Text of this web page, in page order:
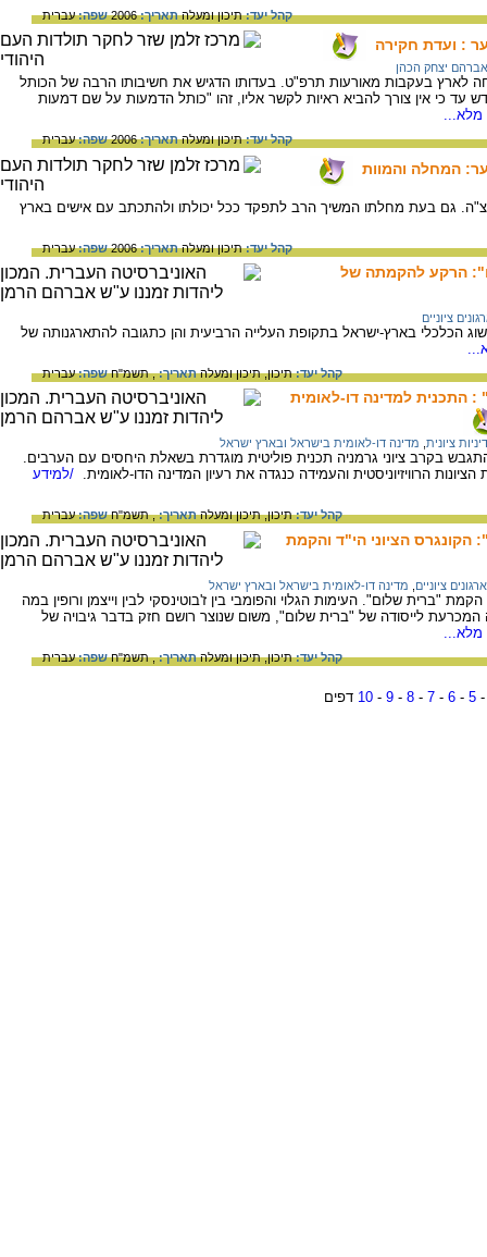
קהל יעד:תיכון ומעלהתאריך:2006 שפה:עברית
: ועדת חקירה
יצחק הכהן
לארץ בעקבות מאורעות תרפ"ט. בעדותו הדגיש את חשיבותו הרבה של הכותל
עד כי אין צורך להביא ראיות לקשר אליו, זהו "כותל הדמעות על שם דמעות
מלא...
קהל יעד:תיכון ומעלהתאריך:2006 שפה:עברית
המחלה והמוות
גם בעת מחלתו המשיך הרב לתפקד ככל יכולתו ולהתכתב עם אישים בארץ
קהל יעד:תיכון ומעלהתאריך:2006 שפה:עברית
הרקע להקמתה של
ציוניים
הכלכלי בארץ-ישראל בתקופת העלייה הרביעית והן כתגובה להתארגנותה של
קהל יעד:תיכון,תיכון ומעלהתאריך:, תשמ"חשפה:עברית
: התכנית למדינה דו-לאומית
ציונית מדינה דו-לאומית בישראל ובארץ ישראל
להתגבש בקרב ציוני גרמניה תכנית פוליטית מוגדרת בשאלת היחסים עם הערבים.
הרוויזיוניסטית והעמידה כנגדה את רעיון המדינה הדו-לאומית. /למידע
קהל יעד:תיכון,תיכון ומעלהתאריך:, תשמ"חשפה:עברית
הקונגרס הציוני הי"ד והקמת
ארגונים ציוניים מדינה דו-לאומית בישראל ובארץ ישראל
"ברית שלום". העימות הגלוי והפומבי בין ז'בוטינסקי לבין וייצמן ורופין במה
לייסודה של "ברית שלום", משום שנוצר רושם חזק בדבר גיבויה של
קהל יעד:תיכון,תיכון ומעלהתאריך:, תשמ"חשפה:עברית
5
-
6
-
7
-
8
-
9
-
10 דפים